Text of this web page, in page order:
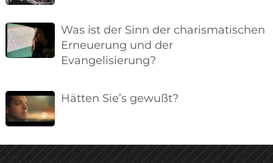
Was ist der Sinn der charismatischen
Erneuerung und der
Evangelisierung?
Hätten Sie’s gewußt?